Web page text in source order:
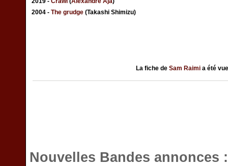
2004 - The grudge (Takashi Shimizu)
La fiche de Sam Raimi a été
Nouvelles Bandes annonces